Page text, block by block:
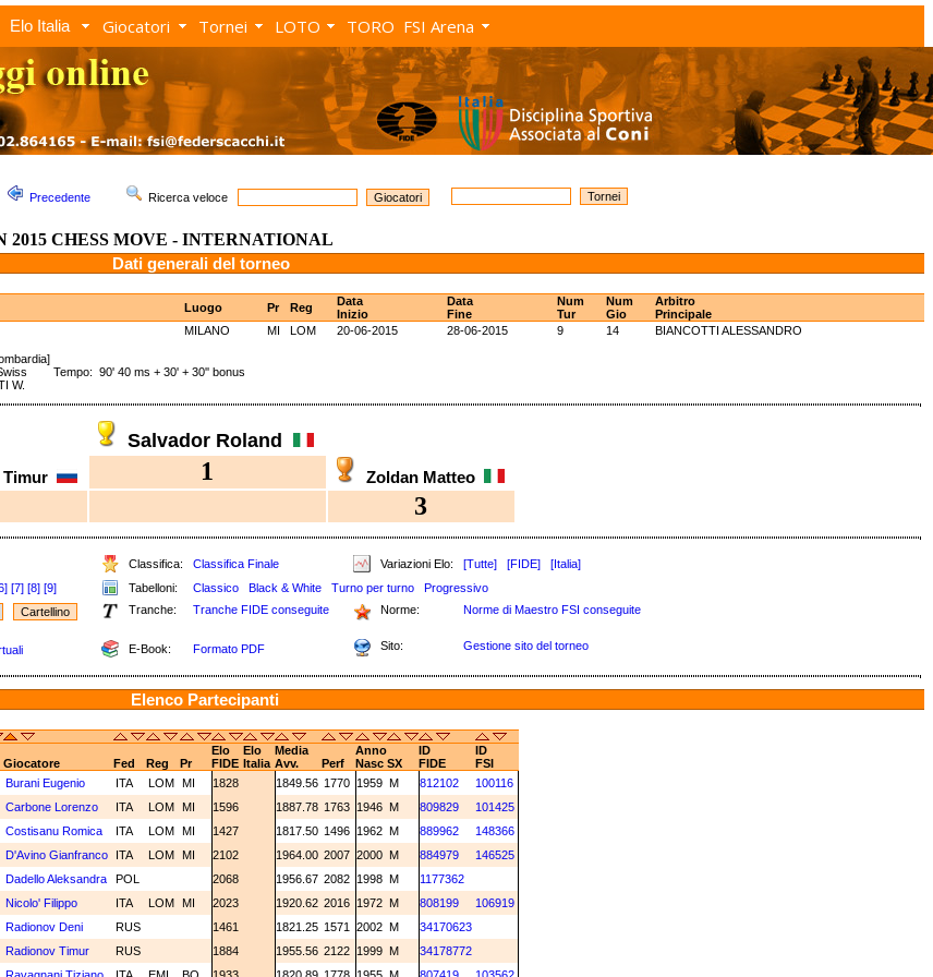
Elo Italia Giocatori Tornei LOTO TORO FSI Arena
Precedente Ricerca veloce
2015 CHESS MOVE - INTERNATIONAL
Dati generali del torneo
Luogo Pr Reg
Data
Inizio
Data
Fine
Num
Tur
Num
Gio
Arbitro
Principale
MILANO MI LOM 20-06-2015 28-06-2015 9 14
BIANCOTTI ALESSANDRO
Tempo: 90' 40 ms + 30' + 30'' bonus
W.
Salvador Roland
Timur 1 Zoldan Matteo
3
Classifica: Classifica Finale Variazioni Elo: [Tutte] [FIDE]
[Italia]
[7] [8] [9] Tabelloni: Classico Black & White Turno per turno
Progressivo
Tranche: Tranche FIDE conseguite Norme: Norme di Maestro FSI conseguite
E-Book: Formato PDF Sito: Gestione sito del torneo
Elenco Partecipanti
Elo Elo Media Anno ID
ID
Giocatore Fed Reg Pr FIDE Italia Avv. Perf Nasc SX FIDE
FSI
Burani Eugenio ITA LOM MI 1828 1849.56 1770 1959 M 812102
100116
Carbone Lorenzo ITA LOM MI 1596 1887.78 1763 1946 M 809829
101425
Costisanu Romica ITA LOM MI 1427 1817.50 1496 1962 M 889962
148366
D'Avino Gianfranco ITA LOM MI 2102 1964.00 2007 2000 M 884979
146525
Dadello Aleksandra POL 2068 1956.67 2082 1998 M
1177362
Nicolo' Filippo ITA LOM MI 2023 1920.62 2016 1972 M 808199
106919
Radionov Deni RUS 1461 1821.25 1571 2002 M
34170623
Radionov Timur RUS 1884 1955.56 2122 1999 M
34178772